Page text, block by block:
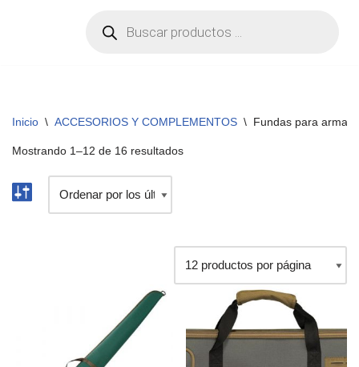
Inicio \ ACCESORIOS Y COMPLEMENTOS \ Fundas para arma
Mostrando 1–12 de 16 resultados